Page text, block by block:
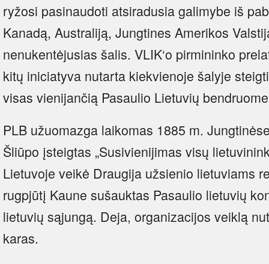
ryžosi pasinaudoti atsiradusia galimybe iš
Kanadą, Australiją, Jungtines Amerikos
nenukentėjusias šalis. VLIK‘o pirmininko
kitų iniciatyva nutarta kiekvienoje šalyje
visas vienijančią Pasaulio Lietuvių
PLB užuomazga laikomas 1885 m.
Šliūpo įsteigtas „Susivienijimas visų
Lietuvoje veikė Draugija užsienio lietuviams
rugpjūtį Kaune sušauktas Pasaulio lietuvių
lietuvių sąjungą. Deja, organizacijos veiklą
karas.